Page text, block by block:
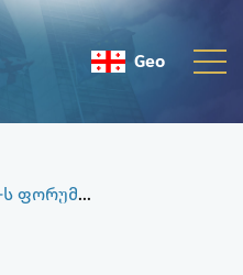
Geo
საჯარო სერვისების გაერო-ს ფორუმი მუშაობას სასესიო ფორმატში აგრძელებს